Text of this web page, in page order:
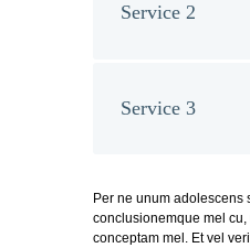
Service 2
Service 3
Per ne unum adolescens
conclusionemque mel
conceptam mel. Et vel